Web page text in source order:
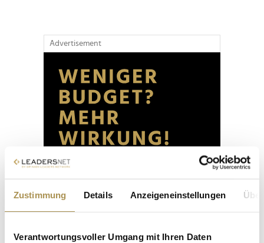
Zustimmung Details Anzeigeneinstellungen
Verantwortungsvoller Umgang mit Ihren Daten
Advertisement